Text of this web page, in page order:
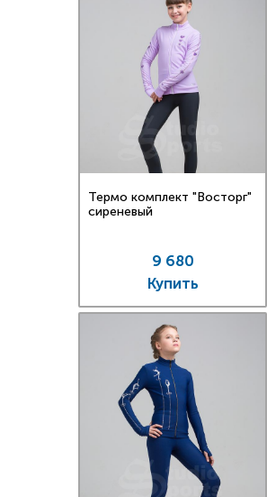
Термо комплект "Восторг"
сиреневый
9 680
Купить